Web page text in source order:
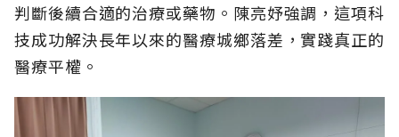
判斷後續合適的治療或藥物。陳亮妤強調，這項科
技成功解決長年以來的醫療城鄉落差，實踐真正的
醫療平權。